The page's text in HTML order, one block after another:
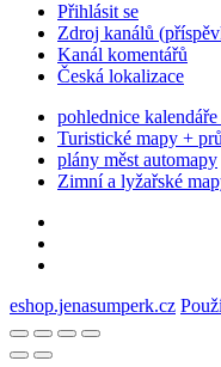
Přihlásit se
Zdroj kanálů
Kanál komentářů
Česká lokalizace
pohlednice
Turistické mapy +
plány měst automapy
Zimní a lyžařské
eshop.jenasumperk.cz